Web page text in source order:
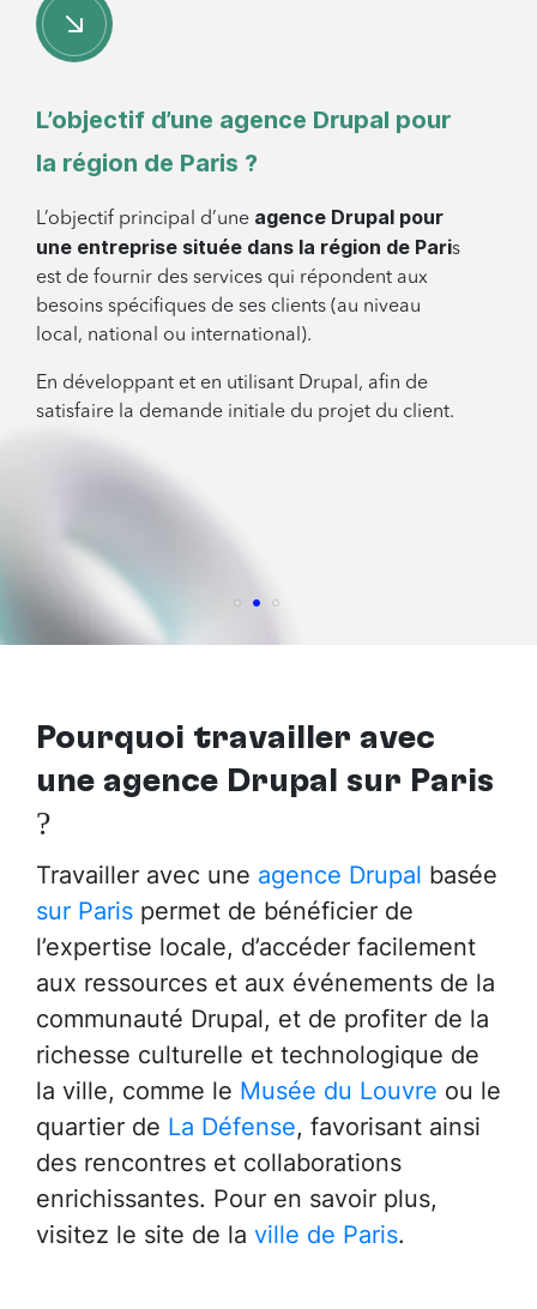
L’objectif d’une agence Drupal pour
la région de Paris ?
L’objectif principal d’une agence Drupal pour
une entreprise située dans la région de Paris
est de fournir des services qui répondent aux
besoins spécifiques de ses clients (au niveau
local, national ou international).
En développant et en utilisant Drupal, afin de
satisfaire la demande initiale du projet du client.
Pourquoi travailler avec
une agence Drupal sur Paris
?
Travailler avec une agence Drupal basée
sur Paris permet de bénéficier de
l’expertise locale, d’accéder facilement
aux ressources et aux événements de la
communauté Drupal, et de profiter de la
richesse culturelle et technologique de
la ville, comme le Musée du Louvre ou le
quartier de La Défense, favorisant ainsi
des rencontres et collaborations
enrichissantes. Pour en savoir plus,
visitez le site de la ville de Paris.